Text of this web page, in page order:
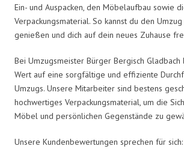
Ein- und Auspacken, den Möbelaufbau sowie
Verpackungsmaterial. So kannst du den
genießen und dich auf dein neues Zuhause
Bei Umzugsmeister Bürger Bergisch
Wert auf eine sorgfältige und effiziente
Umzugs. Unsere Mitarbeiter sind bestens
hochwertiges Verpackungsmaterial, um die
Möbel und persönlichen Gegenstände zu
Unsere Kundenbewertungen sprechen für